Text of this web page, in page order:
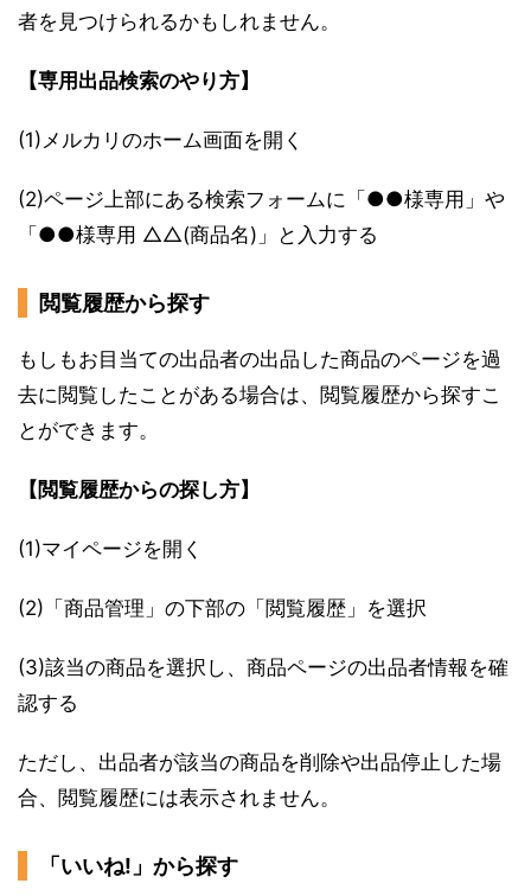
者を見つけられるかもしれません。
【専用出品検索のやり方】
(1)メルカリのホーム画面を開く
(2)ページ上部にある検索フォームに「●●様専用」や
「●●様専用 △△(商品名)」と入力する
閲覧履歴から探す
もしもお目当ての出品者の出品した商品のページを過
去に閲覧したことがある場合は、閲覧履歴から探すこ
とができます。
【閲覧履歴からの探し方】
(1)マイページを開く
(2)「商品管理」の下部の「閲覧履歴」を選択
(3)該当の商品を選択し、商品ページの出品者情報を確
認する
ただし、出品者が該当の商品を削除や出品停止した場
合、閲覧履歴には表示されません。
「いいね!」から探す